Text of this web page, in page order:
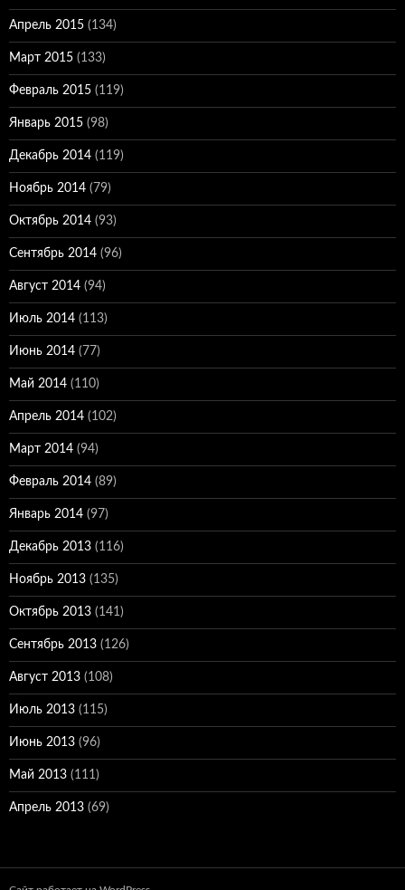
Апрель 2015 (134)
Март 2015 (133)
Февраль 2015 (119)
Январь 2015 (98)
Декабрь 2014 (119)
Ноябрь 2014 (79)
Октябрь 2014 (93)
Сентябрь 2014 (96)
Август 2014 (94)
Июль 2014 (113)
Июнь 2014 (77)
Май 2014 (110)
Апрель 2014 (102)
Март 2014 (94)
Февраль 2014 (89)
Январь 2014 (97)
Декабрь 2013 (116)
Ноябрь 2013 (135)
Октябрь 2013 (141)
Сентябрь 2013 (126)
Август 2013 (108)
Июль 2013 (115)
Июнь 2013 (96)
Май 2013 (111)
Апрель 2013 (69)